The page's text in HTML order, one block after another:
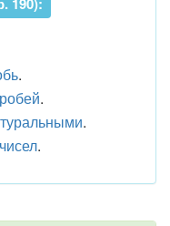
.
.
.
.